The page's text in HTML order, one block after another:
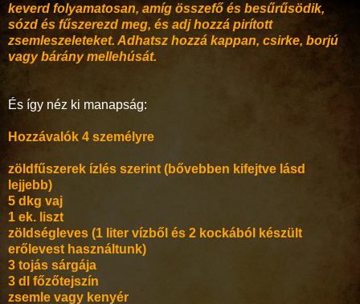
keverd folyamatosan, amíg összefő és besűrűsödik,
sózd és fűszerezd meg, és adj hozzá pirított
zsemleszeleteket. Adhatsz hozzá kappan, csirke, borjú
vagy bárány mellehúsát.
És így néz ki manapság:
Hozzávalók 4 személyre
zöldfűszerek ízlés szerint (bővebben kifejtve lásd
lejjebb)
5 dkg vaj
1 ek. liszt
zöldségleves (1 liter vízből és 2 kockából készült
erőlevest használtunk)
3 tojás sárgája
3 dl főzőtejszín
zsemle vagy kenyér